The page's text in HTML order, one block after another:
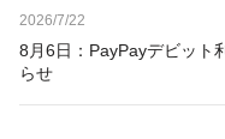
2026/7/22
8月6日：PayPayデビット
らせ